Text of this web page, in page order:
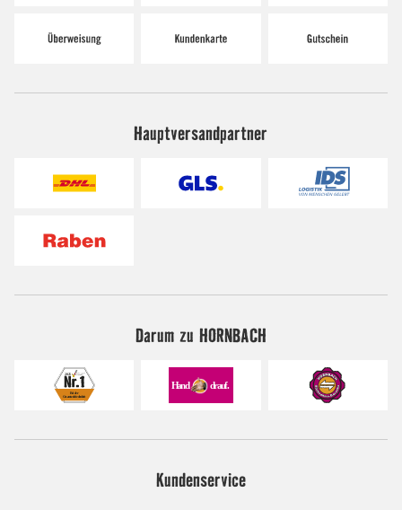
Hauptversandpartner
Darum zu HORNBACH
Kundenservice